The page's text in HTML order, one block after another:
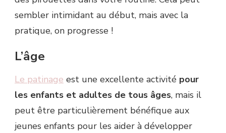
sembler intimidant au début, mais avec la
pratique, on progresse !
L’âge
Le patinage est une excellente activité pour
les enfants et adultes de tous âges, mais il
peut être particulièrement bénéfique aux
jeunes enfants pour les aider à développer